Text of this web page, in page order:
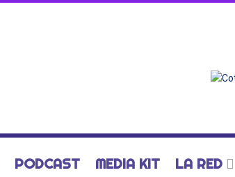
PODCAST MEDIA KIT LA RED